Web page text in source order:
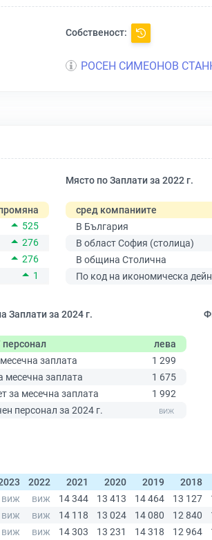
Собственост:
РОСЕН СИМЕОНОВ
525
276
276
1
Място по Заплати за 2022 г.
сред компаниите
В България
В област София (столица)
В община Столична
По код на икономическа
Заплати за 2024 г.
персонал
лева
заплата
1 299
месечна заплата
1 675
за месечна заплата
1 992
персонал за 2024 г.
2022 2021 2020 2019
2018